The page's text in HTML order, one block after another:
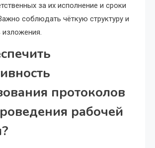
за их исполнение и сроки
соблюдать чёткую структуру и
изложения.
протоколов
рабочей